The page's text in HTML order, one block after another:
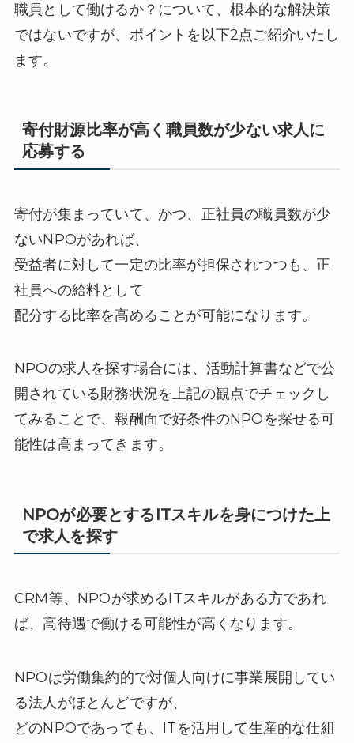
職員として働けるか？について、根本的な解決策
ではないですが、ポイントを以下2点ご紹介いたし
ます。
寄付財源比率が高く職員数が少ない求人に
応募する
寄付が集まっていて、かつ、正社員の職員数が少
ないNPOがあれば、
受益者に対して一定の比率が担保されつつも、正
社員への給料として
配分する比率を高めることが可能になります。
NPOの求人を探す場合には、活動計算書などで公
開されている財務状況を上記の観点でチェックし
てみることで、報酬面で好条件のNPOを探せる可
能性は高まってきます。
NPOが必要とするITスキルを身につけた上
で求人を探す
CRM等、NPOが求めるITスキルがある方であれ
ば、高待遇で働ける可能性が高くなります。
NPOは労働集約的で対個人向けに事業展開してい
る法人がほとんどですが、
どのNPOであっても、ITを活用して生産的な仕組